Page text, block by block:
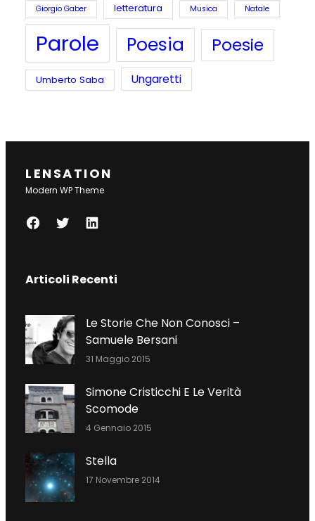
Giorgio Gaber letteratura Musica Natale
Parole Poesia Poesie
Umberto Saba Ungaretti
LENSATION
Modern WP Theme
F
E
O
O
K
T
T
E
R
L
K
N
Articoli Recenti
Le Storie Che Non Conosci –
Samuele Bersani
31 Maggio 2015
Simone Cristicchi E Le Verità
Scomode
4 Gennaio 2015
Stella
17 Novembre 2014